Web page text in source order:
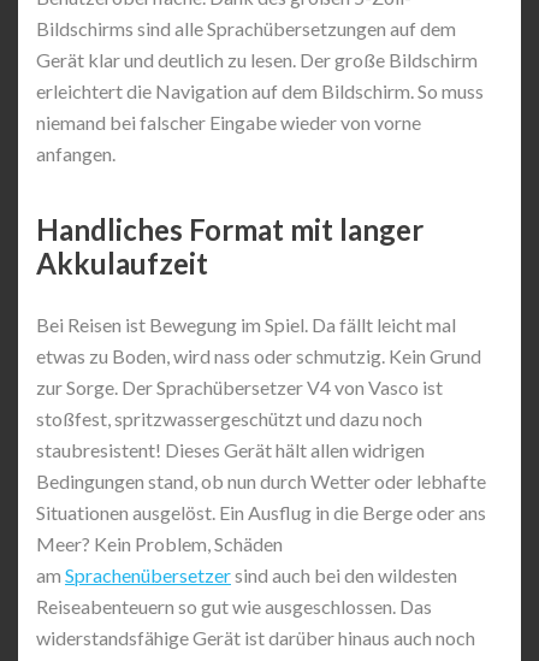
Bildschirms sind alle Sprachübersetzungen auf dem
Gerät klar und deutlich zu lesen. Der große Bildschirm
erleichtert die Navigation auf dem Bildschirm. So muss
niemand bei falscher Eingabe wieder von vorne
anfangen.
Handliches Format mit langer
Akkulaufzeit
Bei Reisen ist Bewegung im Spiel. Da fällt leicht mal
etwas zu Boden, wird nass oder schmutzig. Kein Grund
zur Sorge. Der Sprachübersetzer V4 von Vasco ist
stoßfest, spritzwassergeschützt und dazu noch
staubresistent! Dieses Gerät hält allen widrigen
Bedingungen stand, ob nun durch Wetter oder lebhafte
Situationen ausgelöst. Ein Ausflug in die Berge oder ans
Meer? Kein Problem, Schäden
am Sprachenübersetzersind auch bei den wildesten
Reiseabenteuern so gut wie ausgeschlossen. Das
widerstandsfähige Gerät ist darüber hinaus auch noch